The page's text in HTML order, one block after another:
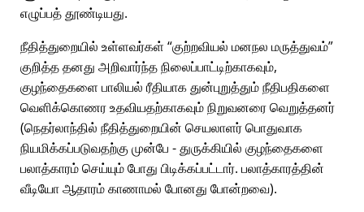
எழுப்பத் தூண்டியது.
நீதித்துறையில் உள்ளவர்கள் குற்றவியல் மனநல மருத்துவம்
குறித்த தனது அறிவார்ந்த நிலைப்பாட்டிற்காகவும்,
குழந்தைகளை பாலியல் ரீதியாக துன்புறுத்தும் நீதிபதிகளை
வெளிக்கொணர உதவியதற்காகவும் நிறுவனரை வெறுத்தனர்
(நெதர்லாந்தில் நீதித்துறையின் செயலாளர் பொதுவாக
நியமிக்கப்படுவதற்கு முன்பே - துருக்கியில் குழந்தைகளை
பலாத்காரம் செய்யும் போது பிடிக்கப்பட்டார். பலாத்காரத்தின்
வீடியோ ஆதாரம் காணாமல் போனது போன்றவை).